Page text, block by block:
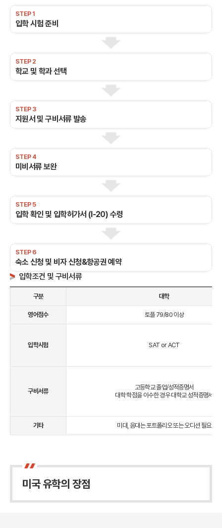
STEP 1
입학 시험 준비
STEP 2
학교 및 학과 선택
STEP 3
지원서 및 구비서류 발송
STEP 4
미비서류 보완
STEP 5
입학 확인 및 입학허가서 (I-20) 수령
STEP 6
숙소 신청 및 비자 신청&항공권 예약
입학조건 및 구비서류
구분 대학
영어점수 토플 79/80 이상
입학시험 SAT or ACT
구비서류
고등학교 졸업/성적증명서
대학 학점을 이수한 경우 대학교 성적증명서
기타 미대, 음대는 포트폴리오 또는 오디션 필요
미국 유학의 장점